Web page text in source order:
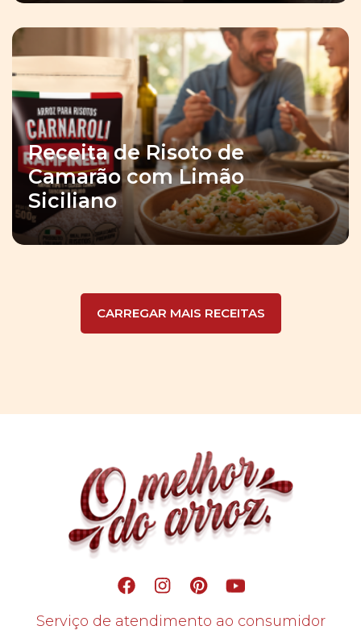
Receita de Risoto de
Camarão com Limão
Siciliano
CARREGAR MAIS RECEITAS
Serviço de atendimento ao consumidor